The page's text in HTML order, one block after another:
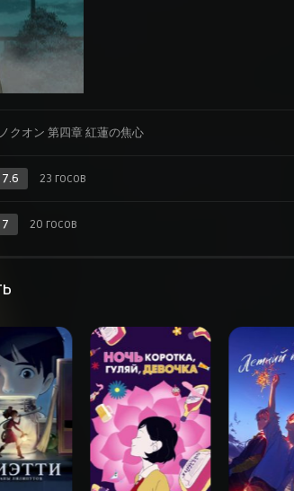
クオン 第四章 紅蓮の焦心
7.6 23 госов
7 20 госов